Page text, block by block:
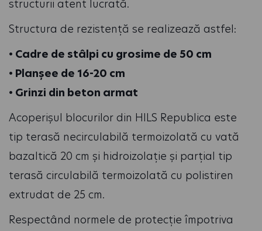
structurii atent lucrată.
Structura de rezistență se realizează astfel:
• Cadre de stâlpi cu grosime de 50 cm
• Planșee de 16-20 cm
• Grinzi din beton armat
Acoperișul blocurilor din HILS Republica este
tip terasă necirculabilă termoizolată cu vată
bazaltică 20 cm și hidroizolație și parțial tip
terasă circulabilă termoizolată cu polistiren
extrudat de 25 cm.
Respectând normele de protecție împotriva